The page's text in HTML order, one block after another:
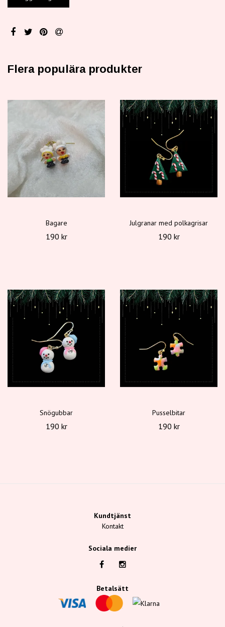
Flera populära produkter
Bagare
190 kr
Julgranar med polkagrisar
190 kr
Snögubbar
190 kr
Pusselbitar
190 kr
Kundtjänst
Kontakt
Sociala medier
Betalsätt